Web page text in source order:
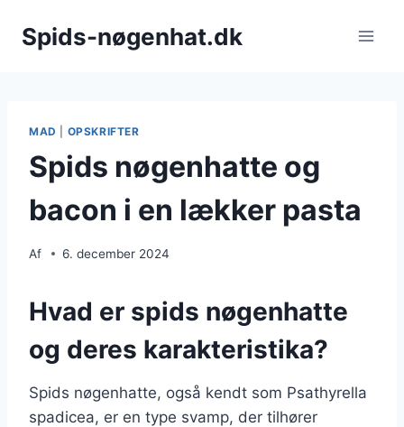
Spids-nøgenhat.dk
MAD OPSKRIFTER
Spids nøgenhatte og
bacon i en lækker pasta
Af 6. december 2024
Hvad er spids nøgenhatte
og deres karakteristika?
Spids nøgenhatte, også kendt som Psathyrella
spadicea, er en type svamp, der tilhører